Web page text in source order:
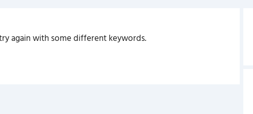
again with some different keywords.